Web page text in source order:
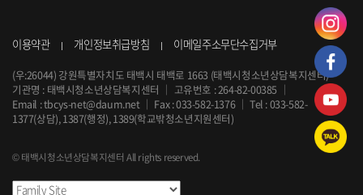
이용약관 개인정보취급방침
이메일주소무단수집거부
(우:26044) 강원특별자치도 태백시 태백로 1663 (태백시청소년상담복지센터)
기관명 : 태백시청소년상담복지센터 ｜ 고유번호 : 264-82-00385 ｜
Email :tbcys-net@daum.net ｜ Fax : 033-582-1376｜Tel :033-582-
1377(상담), 1387(행정), 1389(학교밖청소년지원센터)
© 태백시청소년상담복지센터 All rights reserved.